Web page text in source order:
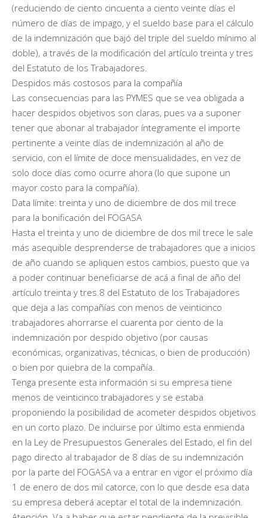
(reduciendo de ciento cincuenta a ciento veinte días el
número de días de impago, y el sueldo base para el cálculo
de la indemnización que bajó del triple del sueldo mínimo al
doble), a través de la modificación del artículo treinta y tres
del Estatuto de los Trabajadores.
Despidos más costosos para la compañía
Las consecuencias para las PYMES que se vea obligada a
hacer despidos objetivos son claras, pues va a suponer
tener que abonar al trabajador íntegramente el importe
pertinente a veinte días de indemnización al año de
servicio, con el límite de doce mensualidades, en vez de
solo doce días como ocurre ahora (lo que supone un
mayor costo para la compañía).
Data límite: treinta y uno de diciembre de dos mil trece
para la bonificación del FOGASA
Hasta el treinta y uno de diciembre de dos mil trece le sale
más asequible desprenderse de trabajadores que a inicios
de año cuando se apliquen estos cambios, puesto que va
a poder continuar beneficiarse de acá a final de año del
artículo treinta y tres.8 del Estatuto de los Trabajadores
que deja a las compañías con menos de veinticinco
trabajadores ahorrarse el cuarenta por ciento de la
indemnización por despido objetivo (por causas
económicas, organizativas, técnicas, o bien de producción)
o bien por quiebra de la compañía.
Tenga presente esta información si su empresa tiene
menos de veinticinco trabajadores y se estaba
proponiendo la posibilidad de acometer despidos objetivos
en un corto plazo. De incluirse por último esta enmienda
en la Ley de Presupuestos Generales del Estado, el fin del
pago directo al trabajador de 8 días de su indemnización
por la parte del FOGASA va a entrar en vigor el próximo día
1 de enero de dos mil catorce, con lo que desde esa data
su empresa deberá aceptar el total de la indemnización.